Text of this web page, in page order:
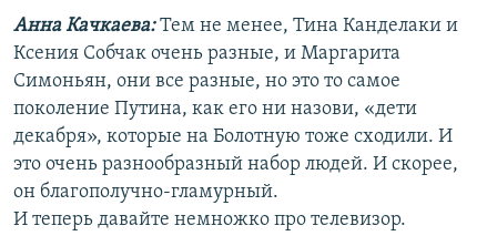
Анна Качкаева:Тем не менее, Тина Канделаки и
Ксения Собчак очень разные, и Маргарита
Симоньян, они все разные, но это то самое
поколение Путина, как его ни назови, «дети
декабря», которые на Болотную тоже сходили. И
это очень разнообразный набор людей. И скорее,
он благополучно-гламурный.
И теперь давайте немножко про телевизор.